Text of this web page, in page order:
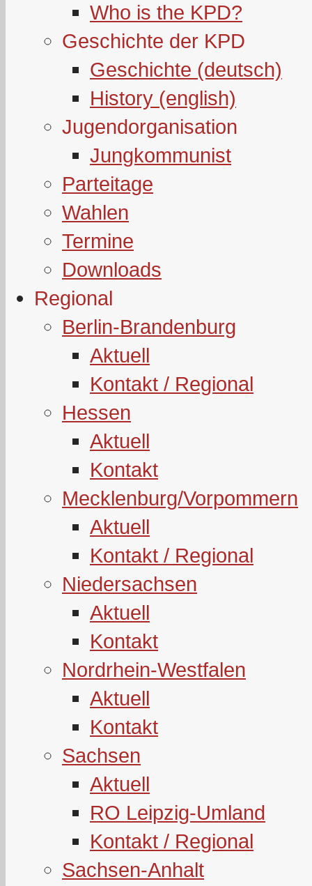
Who is the KPD?
Geschichte der KPD
Geschichte (deutsch)
History (english)
Jugendorganisation
Jungkommunist
Parteitage
Wahlen
Termine
Downloads
Regional
Berlin-Brandenburg
Aktuell
Kontakt / Regional
Hessen
Aktuell
Kontakt
Mecklenburg/Vorpommern
Aktuell
Kontakt / Regional
Niedersachsen
Aktuell
Kontakt
Nordrhein-Westfalen
Aktuell
Kontakt
Sachsen
Aktuell
RO Leipzig-Umland
Kontakt / Regional
Sachsen-Anhalt